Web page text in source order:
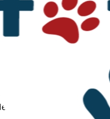
uns die Erfolge des
begleiten werden.
als einzelne
wie hoch der Bedarf an
die jeweilige Aktion im
eine Spende